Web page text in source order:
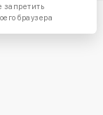
запретить
браузера